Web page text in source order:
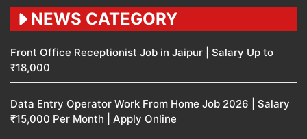
NEWS CATEGORY
Front Office Receptionist Job in Jaipur | Salary Up to
₹18,000
Data Entry Operator Work From Home Job 2026 | Salary
₹15,000 Per Month | Apply Online